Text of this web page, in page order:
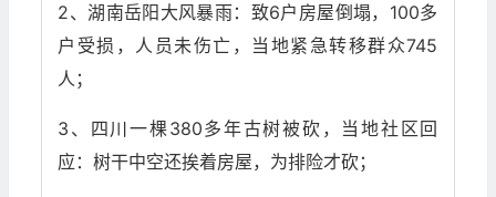
2、湖南岳阳大风暴雨：致6户房屋倒塌，100多
户受损，人员未伤亡，当地紧急转移群众745
人；
3、四川一棵380多年古树被砍，当地社区回
应：树干中空还挨着房屋，为排险才砍；